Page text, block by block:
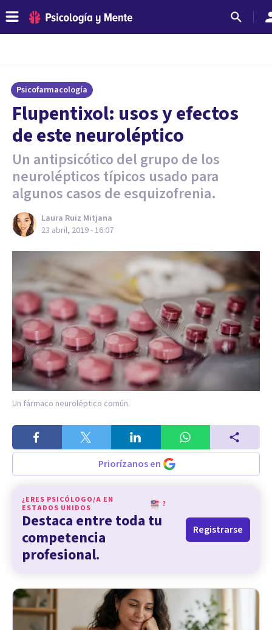
Psicofarmacología
Flupentixol: usos y efectos
de este neuroléptico
Un antipsicótico del grupo de los
neurolépticos típicos usado para
algunos casos de esquizofrenia.
Laura Ruiz Mitjana
23 abril, 2019 - 16:07
Un fármaco neuroléptico común.
Priorízanos en
¿ERES PSICÓLOGO/A EN
ESTADOS UNIDOS
?
Destaca entre toda tu
competencia
profesional.
Registrarse